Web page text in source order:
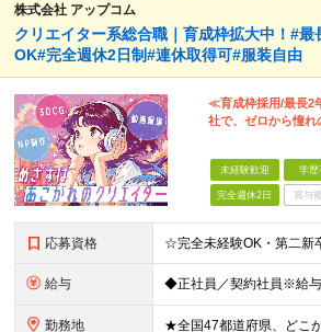
株式会社 アップコム
クリエイター系総合職｜育成枠拡大中！#最
OK#完全週休2日制#連休取得可#服装自由
≪育成枠採用/最長2
社で、ゼロから憧れ
未経験歓迎 学歴
完全週休2日 賞与
応募資格
給与
勤務地